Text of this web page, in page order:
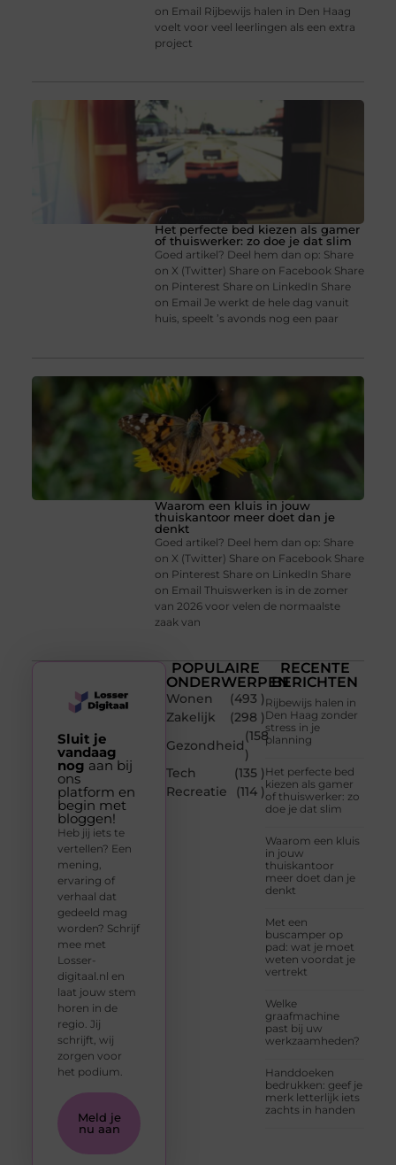
on Email Rijbewijs halen in Den Haag
voelt voor veel leerlingen als een extra
project
Het perfecte bed kiezen als gamer
of thuiswerker: zo doe je dat slim
Goed artikel? Deel hem dan op: Share
on X (Twitter) Share on Facebook Share
on Pinterest Share on LinkedIn Share
on Email Je werkt de hele dag vanuit
huis, speelt ’s avonds nog een paar
Waarom een kluis in jouw
thuiskantoor meer doet dan je
denkt
Goed artikel? Deel hem dan op: Share
on X (Twitter) Share on Facebook Share
on Pinterest Share on LinkedIn Share
on Email Thuiswerken is in de zomer
van 2026 voor velen de normaalste
zaak van
POPULAIRE
ONDERWERPEN
Wonen
(493 )
Zakelijk
(298 )
Gezondheid
(158
)
Tech
(135 )
Recreatie
(114 )
RECENTE
BERICHTEN
Rijbewijs halen in
Den Haag zonder
stress in je
planning
Het perfecte bed
kiezen als gamer
of thuiswerker: zo
doe je dat slim
Waarom een kluis
in jouw
thuiskantoor
meer doet dan je
denkt
Met een
buscamper op
pad: wat je moet
weten voordat je
vertrekt
Welke
graafmachine
past bij uw
werkzaamheden?
Handdoeken
bedrukken: geef je
merk letterlijk iets
zachts in handen
Sluit je
vandaag
nog aan bij
ons
platform en
begin met
bloggen!
Heb jij iets te
vertellen? Een
mening,
ervaring of
verhaal dat
gedeeld mag
worden? Schrijf
mee met
Losser-
digitaal.nl en
laat jouw stem
horen in de
regio. Jij
schrijft, wij
zorgen voor
het podium.
Meld je
nu aan